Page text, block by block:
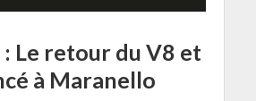
: Le retour du V8 et
à Maranello